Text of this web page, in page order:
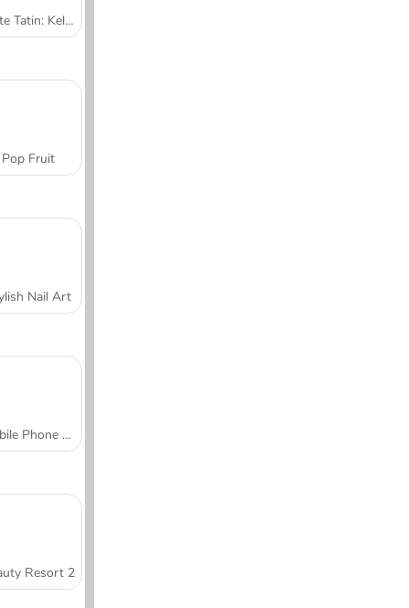
Tarte Tatin: Kelas Memasak Sara
Pop Fruit
Nail Art
Mobile Phone Case Design & DIY
Resort 2